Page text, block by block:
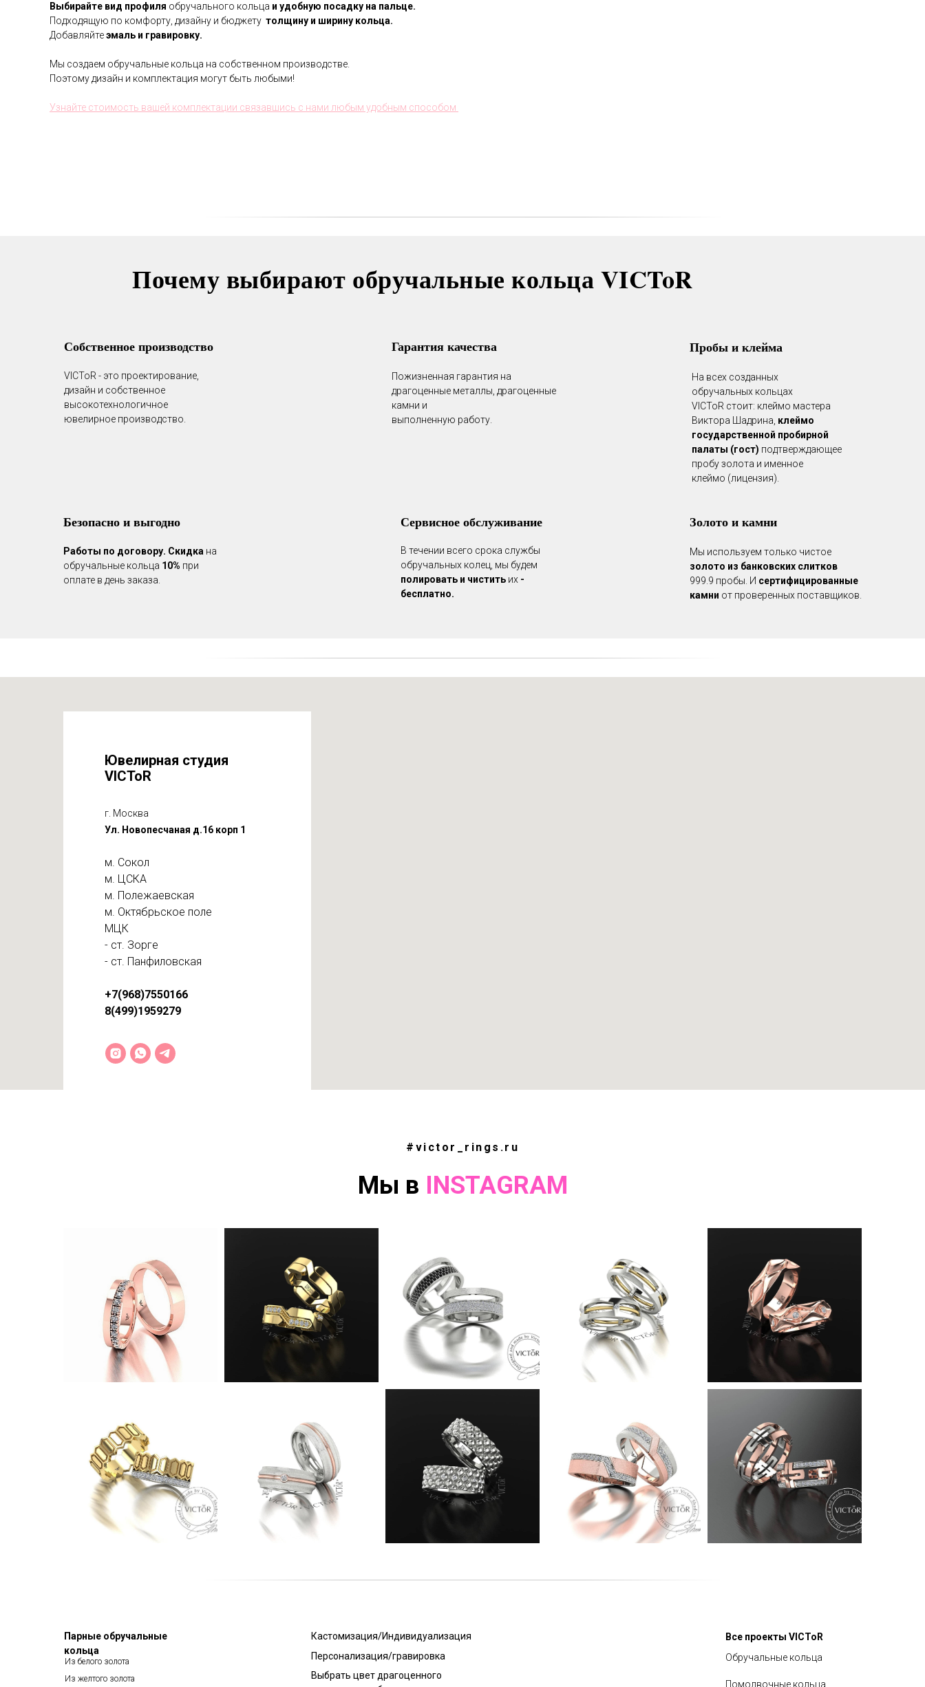
Выбирайте вид профиля обручального кольца и удобную посадку на пальце.
Подходящую по комфорту, дизайну и бюджету толщину и ширину кольца.
Добавляйтеэмаль и гравировку.
Мы создаем обручальные кольца на собственном производстве.
Поэтому дизайн и комплектация могут быть любыми!
Узнайте стоимость вашей комплектации связавшись с нами любым удобным способом
VICToR - это проектирование,
дизайн и собственное
высокотехнологичное
ювелирное производство.
Работы по договору. Скидка на
обручальные кольца 10% при
оплате в день заказа.
Мы используем только чистое
золото из банковских слитков
999.9 пробы. И сертифицированные
камни от проверенных поставщиков.
Собственное производство
Безопасно и выгодно Золото и камни
Гарантия качества
Пожизненная гарантия на
драгоценные металлы, драгоценные
камни и
выполненную работу.
Сервисное обслуживание
В течении всего срока службы
обручальных колец, мы будем
полировать и чистить их -
бесплатно.
Пробы и клейма
На всех созданных
обручальных кольцах
VICToR стоит: клеймо мастера
Виктора Шадрина, клеймо
государственной пробирной
палаты (гост) подтверждающее
пробу золота и именное
клеймо (лицензия).
Почему выбирают обручальные кольца VICToR
полировать и чистить их - бесплатно.
Ювелирная студия
VICToR
г. Москва
Ул. Новопесчаная д.16 корп 1
м. Сокол
м. ЦСКА
м. Полежаевская
м. Октябрьское поле
МЦК
- ст. Зорге
- ст. Панфиловская
+7(968)7550166
8(499)1959279
#victor_rings.ru
Мы в INSTAGRAM
Парные обручальные
кольца
Из белого золота
Из желтого золота
Кастомизация/Индивидуализация
Персонализация/гравировка
Выбрать цвет драгоценного
Все проекты VICToR
Помолвочные кольца
Обручальные кольца